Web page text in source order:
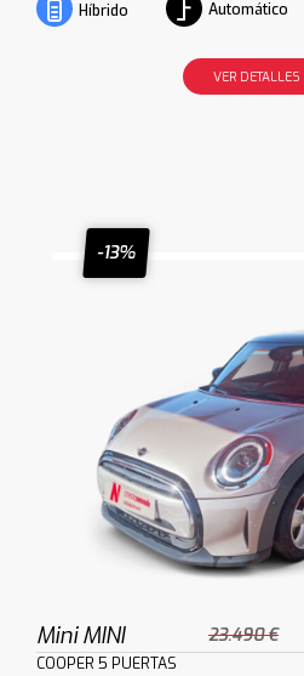
Híbrido Automático
VER DETALLES
-13%
Mini MINI 23.490 €
COOPER 5 PUERTAS